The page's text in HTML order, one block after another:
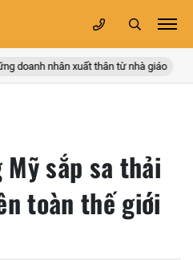
doanh nhân xuất thân từ nhà giáo
sắp sa thải
toàn thế giới